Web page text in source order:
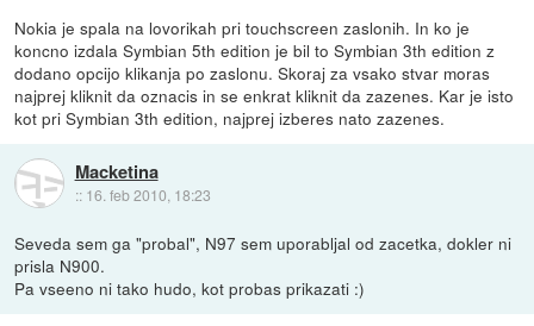
Nokia je spala na lovorikah pri touchscreen zaslonih. In ko je
koncno izdala Symbian 5th edition je bil to Symbian 3th edition z
dodano opcijo klikanja po zaslonu. Skoraj za vsako stvar moras
najprej kliknit da oznacis in se enkrat kliknit da zazenes. Kar je isto
kot pri Symbian 3th edition, najprej izberes nato zazenes.
Macketina
:: 16. feb 2010, 18:23
Seveda sem ga "probal", N97 sem uporabljal od zacetka, dokler ni
prisla N900.
Pa vseeno ni tako hudo, kot probas prikazati :)